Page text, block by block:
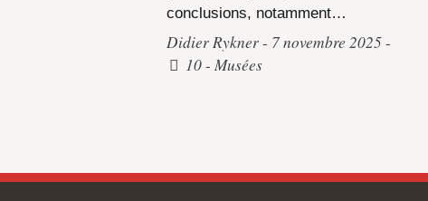
conclusions, notamment…
Didier Rykner
7 novembre 2025
10 Musées